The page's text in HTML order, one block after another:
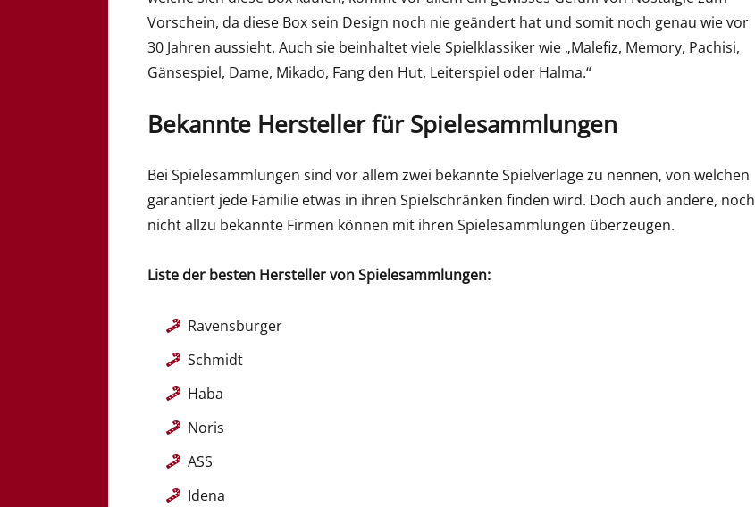
Vorschein, da diese Box sein Design noch nie geändert hat und somit noch genau wie vor
30 Jahren aussieht. Auch sie beinhaltet viele Spielklassiker wie „Malefiz, Memory, Pachisi,
Gänsespiel, Dame, Mikado, Fang den Hut, Leiterspiel oder Halma.“
Bekannte Hersteller für Spielesammlungen
Bei Spielesammlungen sind vor allem zwei bekannte Spielverlage zu nennen, von welchen
garantiert jede Familie etwas in ihren Spielschränken finden wird. Doch auch andere, noch
nicht allzu bekannte Firmen können mit ihren Spielesammlungen überzeugen.
Liste der besten Hersteller von Spielesammlungen:
Ravensburger
Schmidt
Haba
Noris
ASS
Idena